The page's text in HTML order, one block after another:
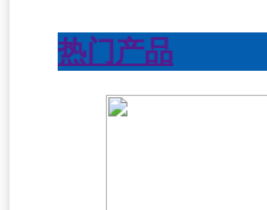
热门产品